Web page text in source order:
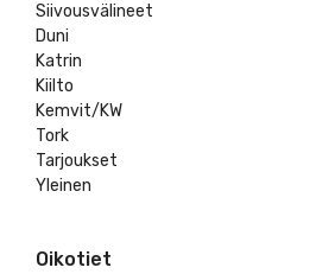
Siivousvälineet
Duni
Katrin
Kiilto
Kemvit/KW
Tork
Tarjoukset
Yleinen
Oikotiet